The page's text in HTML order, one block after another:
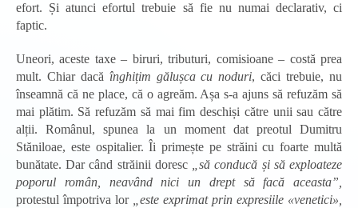
efort. Și atunci efortul trebuie să fie nu numai declarativ, ci
faptic.
Uneori, aceste taxe – biruri, tributuri, comisioane – costă prea
mult. Chiar dacă înghițim gălușca cu noduri, căci trebuie, nu
înseamnă că ne place, că o agreăm. Așa s-a ajuns să refuzăm să
mai plătim. Să refuzăm să mai fim deschiși către unii sau către
alții. Românul, spunea la un moment dat preotul Dumitru
Stăniloae, este ospitalier. Îi primește pe străini cu foarte multă
bunătate. Dar când străinii doresc
„să conducă și să exploateze
poporul român, neavând nici un drept să facă aceasta”,
protestul împotriva lor„este exprimat prin expresiile «venetici»,